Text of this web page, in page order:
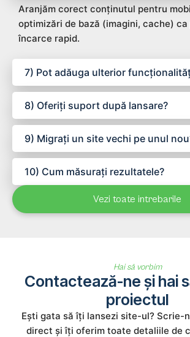
Aranjăm corect conținutul pentru
optimizări de bază (imagini, cache) ca
încarce rapid.
7) Pot adăuga ulterior
8) Oferiți suport după lansare?
9) Migrați un site vechi pe unul
10) Cum măsurați rezultatele?
Vezi toate intrebarile
Hai să vorbim
Contactează-ne și hai
proiectul
Ești gata să îți lansezi site-ul? Scrie-
direct și îți oferim toate detaliile de